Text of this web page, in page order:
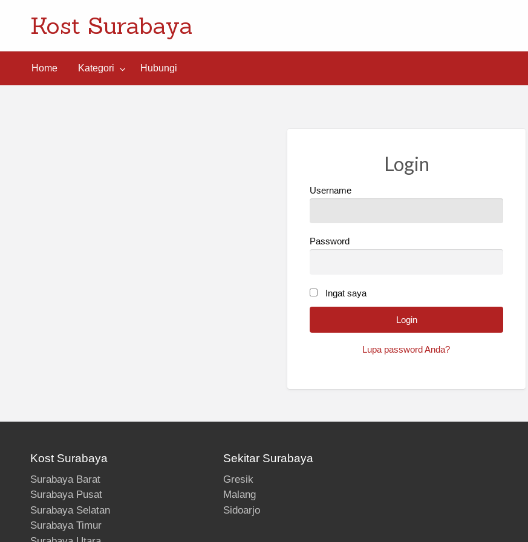
Kost Surabaya
Home Kategori Hubungi
Login
Username
Password
Ingat saya
Lupa password Anda?
Kost Surabaya
Surabaya Barat
Surabaya Pusat
Surabaya Selatan
Surabaya Timur
Sekitar Surabaya
Gresik
Malang
Sidoarjo